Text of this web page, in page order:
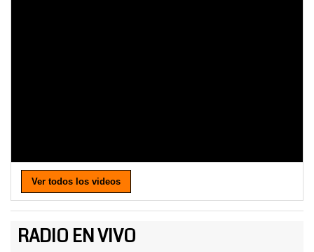
Ver todos los videos
RADIO EN VIVO